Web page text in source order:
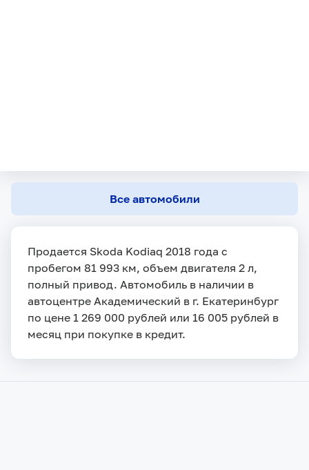
Все автомобили
Продается Skoda Kodiaq 2018 года с
пробегом 81 993 км, объем двигателя 2 л,
полный привод. Автомобиль в наличии в
автоцентре Академический в г. Екатеринбург
по цене 1 269 000 рублей или 16 005 рублей в
месяц при покупке в кредит.